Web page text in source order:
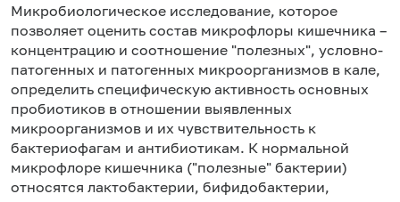
Микробиологическое исследование, которое
позволяет оценить состав микрофлоры кишечника –
концентрацию и соотношение "полезных", условно-
патогенных и патогенных микроорганизмов в кале,
определить специфическую активность основных
пробиотиков в отношении выявленных
микроорганизмов и их чувствительность к
бактериофагам и антибиотикам. К нормальной
микрофлоре кишечника ("полезные" бактерии)
относятся лактобактерии, бифидобактерии,